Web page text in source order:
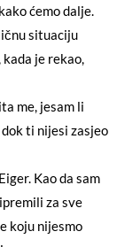
ćemo dalje.
situaciju
je rekao,
me, jesam li
ti nijesi zasjeo
Kao da sam
za sve
koju nijesmo